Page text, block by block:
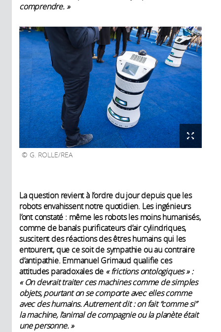
comprendre. »
G. ROLLE/REA
La question revient à l’ordre du jour depuis que les
robots envahissent notre quotidien. Les ingénieurs
l’ont constaté : même les robots les moins humanisés,
comme de banals purificateurs d’air cylindriques,
suscitent des réactions des êtres humains qui les
entourent, que ce soit de sympathie ou au contraire
d’antipathie. Emmanuel Grimaud qualifie ces
attitudes paradoxales de « frictions ontologiques » :
« On devrait traiter ces machines comme de simples
objets, pourtant on se comporte avec elles comme
avec des humains. Autrement dit : on fait “comme si”
la machine, l’animal de compagnie ou la planète était
une personne. »